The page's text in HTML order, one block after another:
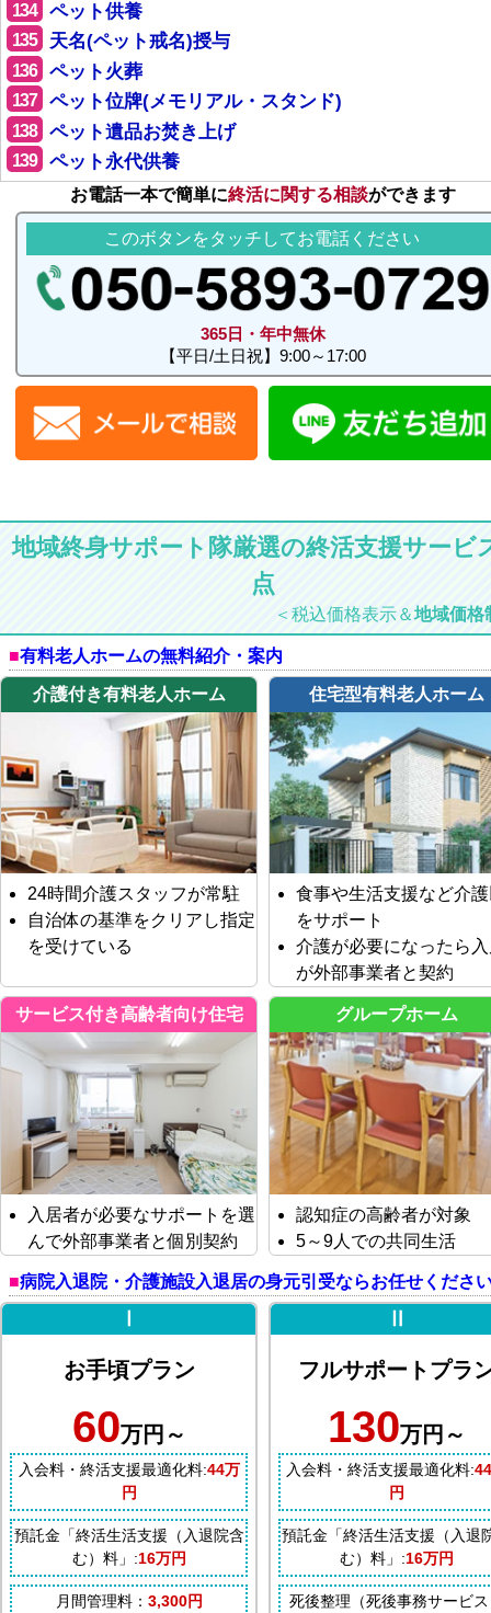
134 ペット供養
135 天名(ペット戒名)授与
136 ペット火葬
137 ペット位牌(メモリアル・スタンド)
138 ペット遺品お焚き上げ
139 ペット永代供養
お電話一本で簡単に終活に関する相談ができます
このボタンをタッチしてお電話ください
365日・年中無休
【平日/土日祝】9:00～17:00
地域終身サポート隊厳選の終活支援サービ
点
＜税込価格表示＆地域価格
有料老人ホームの無料紹介・案内
介護付き有料老人ホーム
24時間介護スタッフが常駐
自治体の基準をクリアし指定
を受けている
住宅型有料老人ホーム
食事や生活支援など介
をサポート
介護が必要になったら
が外部事業者と契約
サービス付き高齢者向け住宅
入居者が必要なサポートを選
んで外部事業者と個別契約
グループホーム
認知症の高齢者が対象
5～9人での共同生活
病院入退院・介護施設入退居の身元引受ならお任せくださ
お手頃プラン
60万円～
入会料・終活支援最適化料:44万
円
預託金「終活生活支援（入退院含
む）料」:16万円
月間管理料： 3,300円
フルサポートプラ
130万円～
入会料・終活支援最適化料:
円
預託金「終活生活支援（入退
む）料」:16万円
死後整理（死後事務サービ